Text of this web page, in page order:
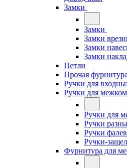
Замки
Замки
Замки
Замки
Замки
Петли
Прочая фурнитура
Ручки для
Ручки для
Ручки для
Ручки
Ручки
Ручки-
Фурнитура для